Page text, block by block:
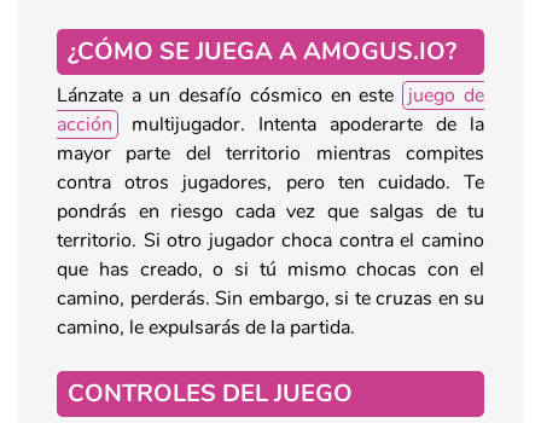
¿CÓMO SE JUEGA A AMOGUS.IO?
Lánzate a un desafío cósmico en este juego de
acción
multijugador. Intenta apoderarte de la
mayor parte del territorio mientras compites
contra otros jugadores, pero ten cuidado. Te
pondrás en riesgo cada vez que salgas de tu
territorio. Si otro jugador choca contra el camino
que has creado, o si tú mismo chocas con el
camino, perderás. Sin embargo, si te cruzas en su
camino, le expulsarás de la partida.
CONTROLES DEL JUEGO